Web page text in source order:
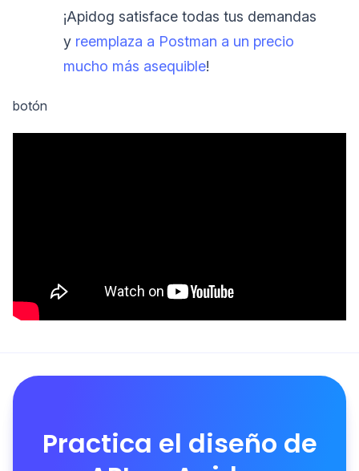
¡Apidog satisface todas tus demandas
y reemplaza a Postman a un precio
mucho más asequible!
botón
Practica el diseño de